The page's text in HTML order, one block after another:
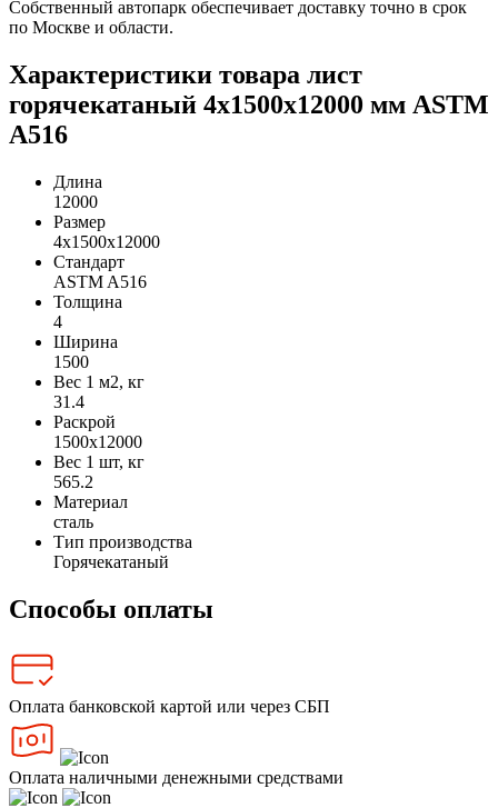
Собственный автопарк обеспечивает доставку точно в срок
по Москве и области.
Характеристики товара лист
горячекатаный 4х1500х12000 мм ASTM
A516
Длина
12000
Размер
4х1500х12000
Стандарт
ASTM A516
Толщина
4
Ширина
1500
Вес 1 м2, кг
31.4
Раскрой
1500х12000
Вес 1 шт, кг
565.2
Материал
сталь
Тип производства
Горячекатаный
Способы оплаты
Оплата банковской картой или через СБП
Оплата наличными денежными средствами